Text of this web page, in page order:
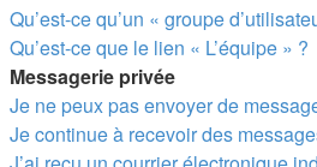
Qu’est-ce qu’un « groupe
Qu’est-ce que le lien « L’équipe » ?
Messagerie privée
Je ne peux pas envoyer de
Je continue à recevoir des